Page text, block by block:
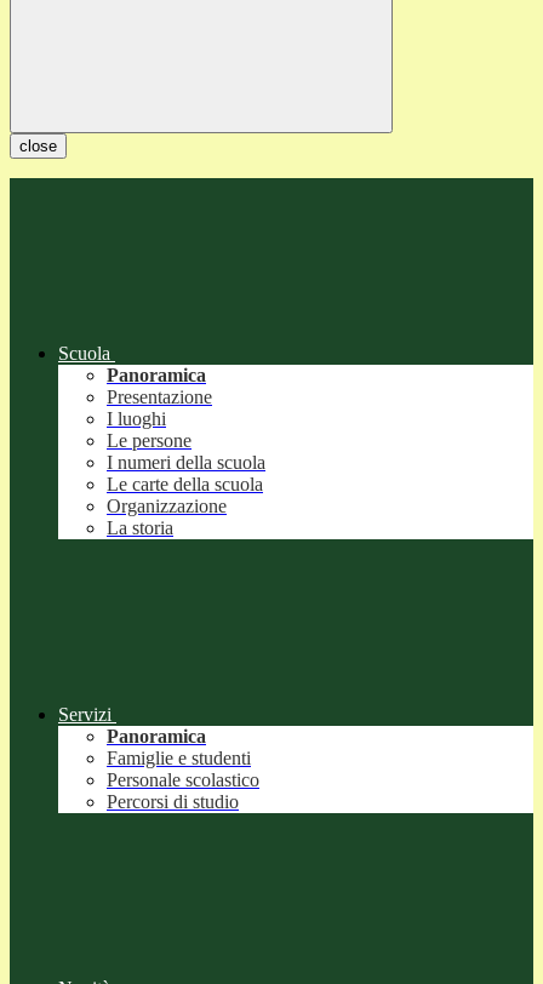
close
Scuola
Panoramica
Presentazione
I luoghi
Le persone
I numeri della scuola
Le carte della scuola
Organizzazione
La storia
Servizi
Panoramica
Famiglie e studenti
Personale scolastico
Percorsi di studio